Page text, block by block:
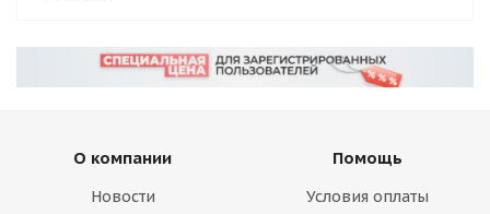
О компании
Новости
Помощь
Условия оплаты